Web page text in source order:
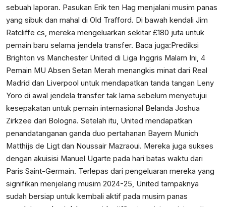
sebuah laporan. Pasukan Erik ten Hag menjalani musim panas
yang sibuk dan mahal di Old Trafford. Di bawah kendali Jim
Ratcliffe cs, mereka mengeluarkan sekitar £180 juta untuk
pemain baru selama jendela transfer. Baca juga:Prediksi
Brighton vs Manchester United di Liga Inggris Malam Ini, 4
Pemain MU Absen Setan Merah menangkis minat dari Real
Madrid dan Liverpool untuk mendapatkan tanda tangan Leny
Yoro di awal jendela transfer tak lama sebelum menyetujui
kesepakatan untuk pemain internasional Belanda Joshua
Zirkzee dari Bologna. Setelah itu, United mendapatkan
penandatanganan ganda duo pertahanan Bayern Munich
Matthijs de Ligt dan Noussair Mazraoui. Mereka juga sukses
dengan akuisisi Manuel Ugarte pada hari batas waktu dari
Paris Saint-Germain. Terlepas dari pengeluaran mereka yang
signifikan menjelang musim 2024-25, United tampaknya
sudah bersiap untuk kembali aktif pada musim panas